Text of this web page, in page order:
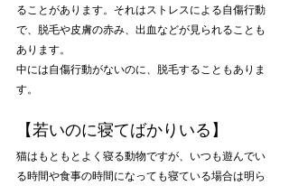
ることがあります。それはストレスによる自傷行動
で、脱毛や皮膚の赤み、出血などが見られることも
あります。
中には自傷行動がないのに、脱毛することもありま
す。
【若いのに寝てばかりいる】
猫はもともとよく寝る動物ですが、いつも遊んでい
る時間や食事の時間になっても寝ている場合は明ら